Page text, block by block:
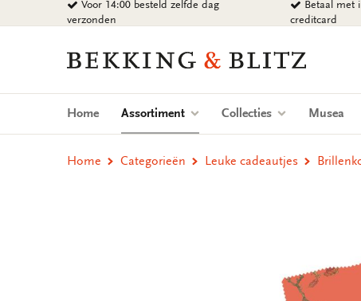
naar
Voor 14:00 besteld zelfde dag
verzonden
Betaal met
creditcard
Bekking
Blitz
Uitgevers
Home Assortiment (current)Collecties Musea
Home Categorieën Leuke cadeautjes